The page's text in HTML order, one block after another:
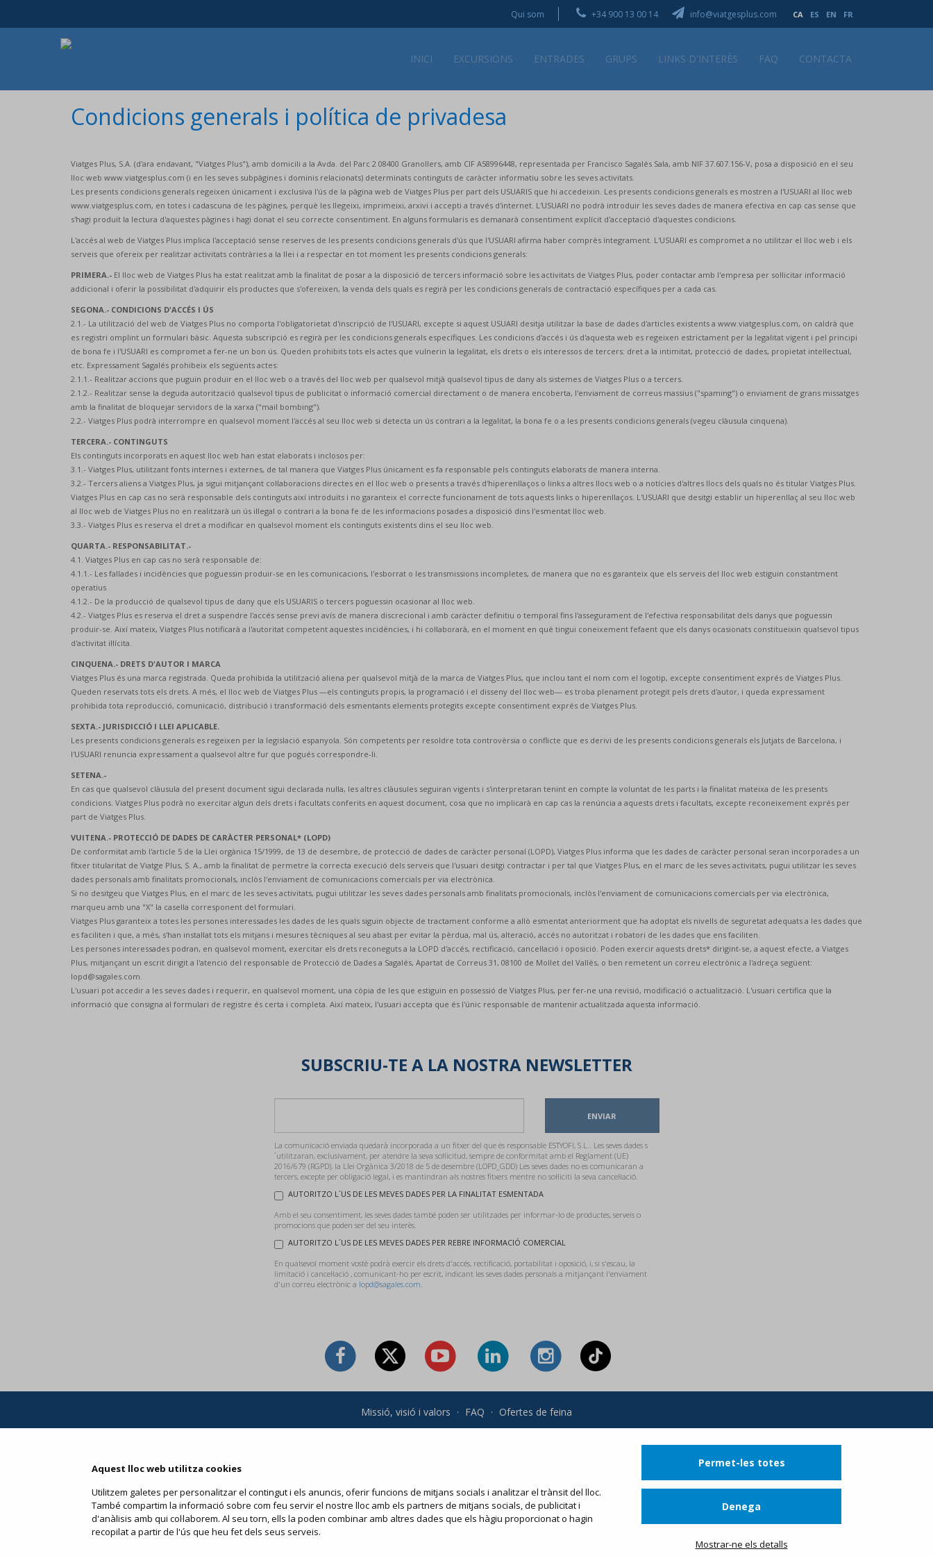
Aquest lloc web utilitza cookies
Utilitzem galetes per personalitzar el contingut i els anuncis, oferir funcions de mitjans socials i analitzar el trànsit del lloc.
També compartim la informació sobre com feu servir el nostre lloc amb els partners de mitjans socials, de publicitat i
d'anàlisis amb qui col·laborem. Al seu torn, ells la poden combinar amb altres dades que els hàgiu proporcionat o hagin
recopilat a partir de l'ús que heu fet dels seus serveis.
Permet-les totes
Denega
Mostrar-ne els detalls
Qui som +34 900 13 00 14 info@viatgesplus.com CA ES EN FR
INICI EXCURSIONS ENTRADES GRUPS LINKS D'INTERÈS FAQ CONTACTA
Condicions generals i política de privadesa
Viatges Plus, S.A. (d'ara endavant, "Viatges Plus"), amb domicili a la Avda. del Parc 2 08400 Granollers, amb CIF A58996448, representada per Francisco Sagalés Sala, amb NIF 37.607.156-V, posa a disposició en el seu
lloc web www.viatgesplus.com (i en les seves subpàgines i dominis relacionats) determinats continguts de caràcter informatiu sobre les seves activitats.
Les presents condicions generals regeixen únicament i exclusiva l'ús de la pàgina web de Viatges Plus per part dels USUARIS que hi accedeixin. Les presents condicions generals es mostren a l'USUARI al lloc web
www.viatgesplus.com, en totes i cadascuna de les pàgines, perquè les llegeixi, imprimeixi, arxivi i accepti a través d'internet. L'USUARI no podrà introduir les seves dades de manera efectiva en cap cas sense que
s'hagi produït la lectura d'aquestes pàgines i hagi donat el seu correcte consentiment. En alguns formularis es demanarà consentiment explícit d'acceptació d'aquestes condicions.
L'accés al web de Viatges Plus implica l'acceptació sense reserves de les presents condicions generals d'ús que l'USUARI afirma haber comprès íntegrament. L'USUARI es compromet a no utilitzar el lloc web i els
serveis que ofereix per realitzar activitats contràries a la llei i a respectar en tot moment les presents condicions generals:
PRIMERA.- El lloc web de Viatges Plus ha estat realitzat amb la finalitat de posar a la disposició de tercers informació sobre les activitats de Viatges Plus, poder contactar amb l'empresa per sol·licitar informació
addicional i oferir la possibilitat d'adquirir els productes que s'ofereixen, la venda dels quals es regirà per les condicions generals de contractació específiques per a cada cas.
SEGONA.- CONDICIONS D'ACCÉS I ÚS
2.1.- La utilització del web de Viatges Plus no comporta l'obligatorietat d'inscripció de l'USUARI, excepte si aquest USUARI desitja utilitzar la base de dades d'articles existents a www.viatgesplus.com, on caldrà que
es registri omplint un formulari bàsic. Aquesta subscripció es regirà per les condicions generals específiques. Les condicions d'accés i ús d'aquesta web es regeixen estrictament per la legalitat vigent i pel principi
de bona fe i l'USUARI es compromet a fer-ne un bon ús. Queden prohibits tots els actes que vulnerin la legalitat, els drets o els interessos de tercers: dret a la intimitat, protecció de dades, propietat intel·lectual,
etc. Expressament Sagalés prohibeix els següents actes:
2.1.1.- Realitzar accions que puguin produir en el lloc web o a través del lloc web per qualsevol mitjà qualsevol tipus de dany als sistemes de Viatges Plus o a tercers.
2.1.2.- Realitzar sense la deguda autorització qualsevol tipus de publicitat o informació comercial directament o de manera encoberta, l'enviament de correus massius ("spaming") o enviament de grans missatges
amb la finalitat de bloquejar servidors de la xarxa ("mail bombing").
2.2.- Viatges Plus podrà interrompre en qualsevol moment l'accés al seu lloc web si detecta un ús contrari a la legalitat, la bona fe o a les presents condicions generals (vegeu clàusula cinquena).
TERCERA.- CONTINGUTS
Els continguts incorporats en aquest lloc web han estat elaborats i inclosos per:
3.1.- Viatges Plus, utilitzant fonts internes i externes, de tal manera que Viatges Plus únicament es fa responsable pels continguts elaborats de manera interna.
3.2.- Tercers aliens a Viatges Plus, ja sigui mitjançant col·laboracions directes en el lloc web o presents a través d'hiperenllaços o links a altres llocs web o a notícies d'altres llocs dels quals no és titular Viatges Plus.
Viatges Plus en cap cas no serà responsable dels continguts així introduïts i no garanteix el correcte funcionament de tots aquests links o hiperenllaços. L'USUARI que desitgi establir un hiperenllaç al seu lloc web
al lloc web de Viatges Plus no en realitzarà un ús il·legal o contrari a la bona fe de les informacions posades a disposició dins l'esmentat lloc web.
3.3.- Viatges Plus es reserva el dret a modificar en qualsevol moment els continguts existents dins el seu lloc web.
QUARTA.- RESPONSABILITAT.-
4.1. Viatges Plus en cap cas no serà responsable de:
4.1.1.- Les fallades i incidències que poguessin produir-se en les comunicacions, l'esborrat o les transmissions incompletes, de manera que no es garanteix que els serveis del lloc web estiguin constantment
operatius
4.1.2.- De la producció de qualsevol tipus de dany que els USUARIS o tercers poguessin ocasionar al lloc web.
4.2.- Viatges Plus es reserva el dret a suspendre l'accés sense previ avís de manera discrecional i amb caràcter definitiu o temporal fins l'assegurament de l'efectiva responsabilitat dels danys que poguessin
produir-se. Així mateix, Viatges Plus notificarà a l'autoritat competent aquestes incidències, i hi col·laborarà, en el moment en què tingui coneixement fefaent que els danys ocasionats constitueixin qualsevol tipus
d'activitat il·lícita.
CINQUENA.- DRETS D'AUTOR I MARCA
Viatges Plus és una marca registrada. Queda prohibida la utilització aliena per qualsevol mitjà de la marca de Viatges Plus, que inclou tant el nom com el logotip, excepte consentiment exprés de Viatges Plus.
Queden reservats tots els drets. A més, el lloc web de Viatges Plus —els continguts propis, la programació i el disseny del lloc web— es troba plenament protegit pels drets d'autor, i queda expressament
prohibida tota reproducció, comunicació, distribució i transformació dels esmentants elements protegits excepte consentiment exprés de Viatges Plus.
SEXTA.- JURISDICCIÓ I LLEI APLICABLE.
Les presents condicions generals es regeixen per la legislació espanyola. Són competents per resoldre tota controvèrsia o conflicte que es derivi de les presents condicions generals els Jutjats de Barcelona, i
l'USUARI renuncia expressament a qualsevol altre fur que pogués correspondre-li.
SETENA.-
En cas que qualsevol clàusula del present document sigui declarada nul·la, les altres clàusules seguiran vigents i s'interpretaran tenint en compte la voluntat de les parts i la finalitat mateixa de les presents
condicions. Viatges Plus podrà no exercitar algun dels drets i facultats conferits en aquest document, cosa que no implicarà en cap cas la renúncia a aquests drets i facultats, excepte reconeixement exprés per
part de Viatges Plus.
VUITENA.- PROTECCIÓ DE DADES DE CARÀCTER PERSONAL* (LOPD)
De conformitat amb l'article 5 de la Llei orgànica 15/1999, de 13 de desembre, de protecció de dades de caràcter personal (LOPD), Viatges Plus informa que les dades de caràcter personal seran incorporades a un
fitxer titularitat de Viatge Plus, S. A., amb la finalitat de permetre la correcta execució dels serveis que l'usuari desitgi contractar i per tal que Viatges Plus, en el marc de les seves activitats, pugui utilitzar les seves
dades personals amb finalitats promocionals, inclòs l'enviament de comunicacions comercials per via electrònica.
Si no desitgeu que Viatges Plus, en el marc de les seves activitats, pugui utilitzar les seves dades personals amb finalitats promocionals, inclòs l'enviament de comunicacions comercials per via electrònica,
marqueu amb una "X" la casella corresponent del formulari.
Viatges Plus garanteix a totes les persones interessades les dades de les quals siguin objecte de tractament conforme a allò esmentat anteriorment que ha adoptat els nivells de seguretat adequats a les dades que
es faciliten i que, a més, s'han instal·lat tots els mitjans i mesures tècniques al seu abast per evitar la pèrdua, mal ús, alteració, accés no autoritzat i robatori de les dades que ens faciliten.
Les persones interessades podran, en qualsevol moment, exercitar els drets reconeguts a la LOPD d'accés, rectificació, cancel·lació i oposició. Poden exercir aquests drets* dirigint-se, a aquest efecte, a Viatges
Plus, mitjançant un escrit dirigit a l'atenció del responsable de Protecció de Dades a Sagalés, Apartat de Correus 31, 08100 de Mollet del Vallès, o ben remetent un correu electrònic a l'adreça següent:
lopd@sagales.com.
L'usuari pot accedir a les seves dades i requerir, en qualsevol moment, una còpia de les que estiguin en possessió de Viatges Plus, per fer-ne una revisió, modificació o actualització. L'usuari certifica que la
informació que consigna al formulari de registre és certa i completa. Així mateix, l'usuari accepta que és l'únic responsable de mantenir actualitzada aquesta informació.
SUBSCRIU-TE A LA NOSTRA NEWSLETTER
ENVIAR
La comunicació enviada quedarà incorporada a un fitxer del que és responsable ESTYOFI, S.L.. Les seves dades s
´utilitzaran, exclusivament, per atendre la seva sol·licitud, sempre de conformitat amb el Reglament (UE)
2016/679 (RGPD), la Llei Orgànica 3/2018 de 5 de desembre (LOPD_GDD) Les seves dades no es comunicaran a
tercers, excepte per obligació legal, i es mantindran als nostres fitxers mentre no sol·liciti la seva cancel·lació.
AUTORITZO L´US DE LES MEVES DADES PER LA FINALITAT ESMENTADA
Amb el seu consentiment, les seves dades també poden ser utilitzades per informar-lo de productes, serveis o
promocions que poden ser del seu interès.
AUTORITZO L´US DE LES MEVES DADES PER REBRE INFORMACIÓ COMERCIAL
En qualsevol moment vostè podrà exercir els drets d'accés, rectificació, portabilitat i oposició, i, si s'escau, la
limitació i cancel·lació , comunicant-ho per escrit, indicant les seves dades personals a mitjançant l'enviament
d'un correu electrònic a lopd@sagales.com.
Missió, visió i valors · FAQ · Ofertes de feina
Condicions generals i política de privadesa · Condicions de compra · Política de cookies
info@viatgesplus.com